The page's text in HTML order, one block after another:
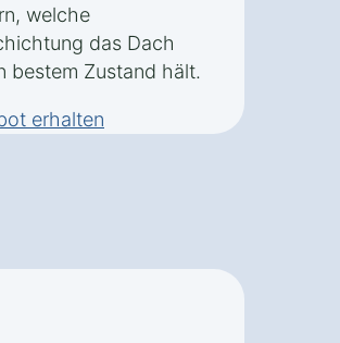
welche
das Dach
bestem Zustand hält.
erhalten